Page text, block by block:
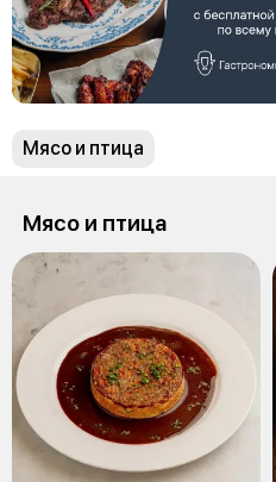
Мясо и птица
Мясо и птица